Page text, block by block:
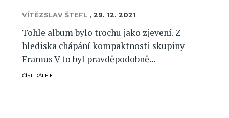
VÍTĚZSLAV ŠTEFL , 29. 12. 2021
Tohle album bylo trochu jako zjevení. Z
hlediska chápání kompaktnosti skupiny
Framus V to byl pravděpodobně...
ČÍST DÁLE